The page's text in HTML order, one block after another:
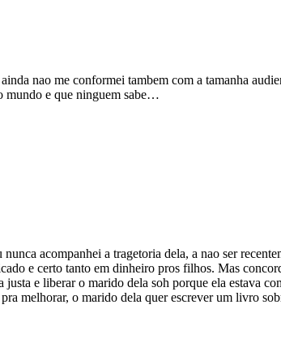
nao me conformei tambem com a tamanha
mundo e que ninguem sabe…
acompanhei a tragetoria dela, a nao ser
e certo tanto em dinheiro pros filhos. Mas
justa e liberar o marido dela soh porque ela estava
melhorar, o marido dela quer escrever um livro